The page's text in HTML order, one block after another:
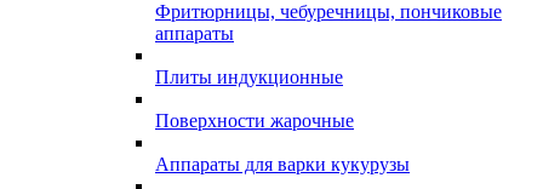
Фритюрницы, чебуречницы, пончиковые
аппараты
Плиты индукционные
Поверхности жарочные
Аппараты для варки кукурузы